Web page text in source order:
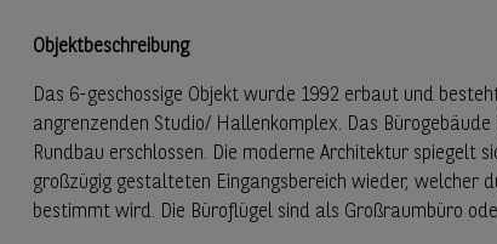
Objektbeschreibung
Das 6-geschossige Objekt wurde 1992 erbaut und
angrenzenden Studio/ Hallenkomplex. Das
Rundbau erschlossen. Die moderne Architektur
großzügig gestalteten Eingangsbereich wieder, welcher
bestimmt wird. Die Büroflügel sind als Großraumbüro